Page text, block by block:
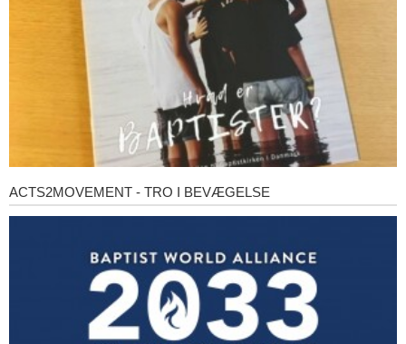
Acts2Movement
-
ACTS2MOVEMENT - TRO I BEVÆGELSE